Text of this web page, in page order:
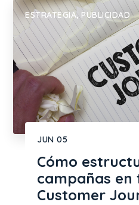
ESTRATEGIA,PUBLICIDAD
JUN 05
Cómo
campañas en
Customer